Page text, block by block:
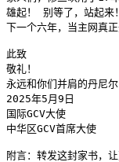
雄起！ 别等了，站起来
下一个六年，当主网真
此致
敬礼！
永远和你们并肩的丹尼尔
2025年5月9日
国际GCV大使
中华区GCV首席大使
附言：转发这封家书，